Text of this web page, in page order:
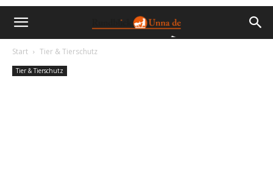
Start Tier & Tierschutz
Tier & Tierschutz